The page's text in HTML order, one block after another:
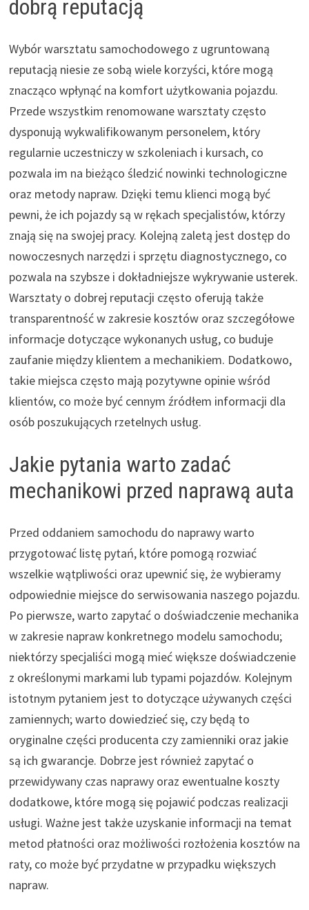
dobrą reputacją
Wybór warsztatu samochodowego z ugruntowaną
reputacją niesie ze sobą wiele korzyści, które mogą
znacząco wpłynąć na komfort użytkowania pojazdu.
Przede wszystkim renomowane warsztaty często
dysponują wykwalifikowanym personelem, który
regularnie uczestniczy w szkoleniach i kursach, co
pozwala im na bieżąco śledzić nowinki technologiczne
oraz metody napraw. Dzięki temu klienci mogą być
pewni, że ich pojazdy są w rękach specjalistów, którzy
znają się na swojej pracy. Kolejną zaletą jest dostęp do
nowoczesnych narzędzi i sprzętu diagnostycznego, co
pozwala na szybsze i dokładniejsze wykrywanie usterek.
Warsztaty o dobrej reputacji często oferują także
transparentność w zakresie kosztów oraz szczegółowe
informacje dotyczące wykonanych usług, co buduje
zaufanie między klientem a mechanikiem. Dodatkowo,
takie miejsca często mają pozytywne opinie wśród
klientów, co może być cennym źródłem informacji dla
osób poszukujących rzetelnych usług.
Jakie pytania warto zadać
mechanikowi przed naprawą auta
Przed oddaniem samochodu do naprawy warto
przygotować listę pytań, które pomogą rozwiać
wszelkie wątpliwości oraz upewnić się, że wybieramy
odpowiednie miejsce do serwisowania naszego pojazdu.
Po pierwsze, warto zapytać o doświadczenie mechanika
w zakresie napraw konkretnego modelu samochodu;
niektórzy specjaliści mogą mieć większe doświadczenie
z określonymi markami lub typami pojazdów. Kolejnym
istotnym pytaniem jest to dotyczące używanych części
zamiennych; warto dowiedzieć się, czy będą to
oryginalne części producenta czy zamienniki oraz jakie
są ich gwarancje. Dobrze jest również zapytać o
przewidywany czas naprawy oraz ewentualne koszty
dodatkowe, które mogą się pojawić podczas realizacji
usługi. Ważne jest także uzyskanie informacji na temat
metod płatności oraz możliwości rozłożenia kosztów na
raty, co może być przydatne w przypadku większych
napraw.